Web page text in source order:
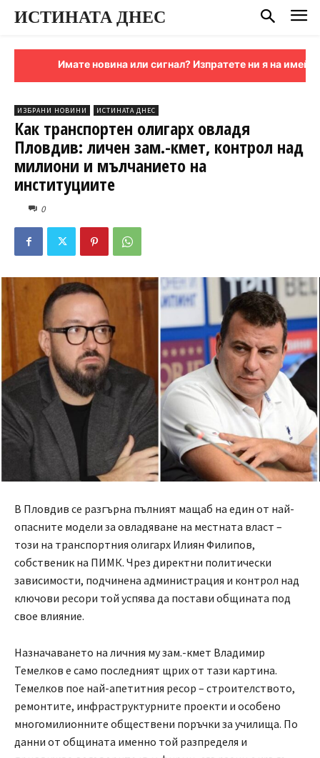
ИСТИНАТА ДНЕС
Имате новина или сигнал? Изпратете ни я на имейл:
ИЗБРАНИ НОВИНИ ИСТИНАТА ДНЕС
Как транспортен олигарх овладя
Пловдив: личен зам.-кмет, контрол над
милиони и мълчанието на
институциите
0
В Пловдив се разгърна пълният мащаб на един от най-
опасните модели за овладяване на местната власт –
този на транспортния олигарх Илиян Филипов,
собственик на ПИМК. Чрез директни политически
зависимости, подчинена администрация и контрол над
ключови ресори той успява да постави общината под
свое влияние.
Назначаването на личния му зам.-кмет Владимир
Темелков е само последният щрих от тази картина.
Темелков пое най-апетитния ресор – строителството,
ремонтите, инфраструктурните проекти и особено
многомилионните обществени поръчки за училища. По
данни от общината именно той разпределя и